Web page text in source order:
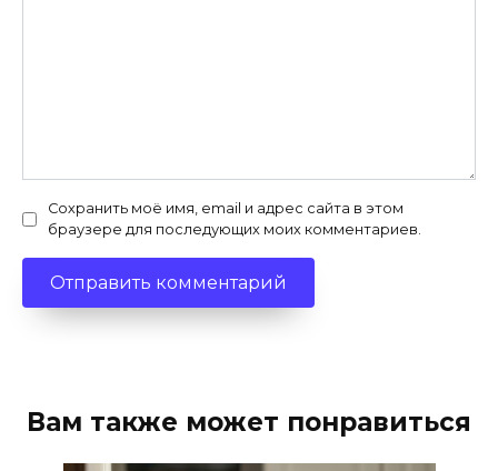
Сохранить моё имя, email и адрес сайта в этом
браузере для последующих моих комментариев.
Вам также может понравиться